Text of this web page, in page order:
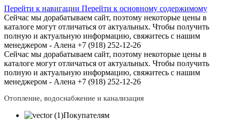
Перейти к навигации Перейти к основному содержимому
Сейчас мы дорабатываем сайт, поэтому некоторые цены в
каталоге могут отличаться от актуальных. Чтобы получить
полную и актуальную информацию, свяжитесь с нашим
менеджером - Алена +7 (918) 252-12-26
Сейчас мы дорабатываем сайт, поэтому некоторые цены в
каталоге могут отличаться от актуальных. Чтобы получить
полную и актуальную информацию, свяжитесь с нашим
менеджером - Алена +7 (918) 252-12-26
Отопление, водоснабжение и канализация
Покупателям